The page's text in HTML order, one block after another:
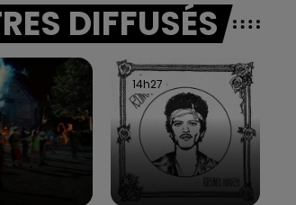
DIFFUSÉS
14h27
14h27